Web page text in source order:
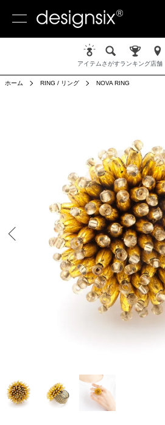
アイテムさがすランキング店舗
ホーム RING / リング NOVA RING